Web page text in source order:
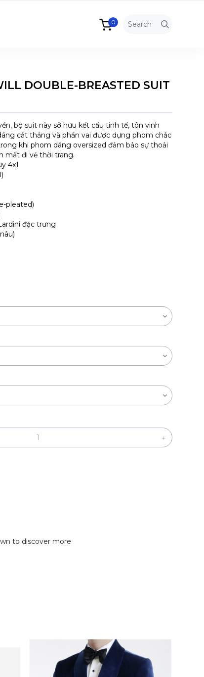
0
DOUBLE-BREASTED SUIT
bộ suit này sở hữu kết cấu tinh tế, tôn vinh
cắt thẳng và phần vai được dựng phom chắc
khi phom dáng oversized đảm bảo sự thoải
mất đi vẻ thời trang.
4x1
pleated)
đặc trưng
+
to discover more